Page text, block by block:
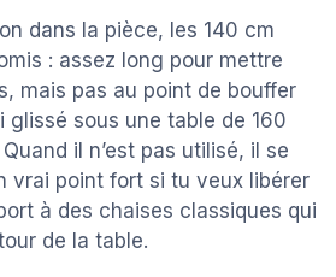
dans la pièce, les 140 cm
: assez long pour mettre
mais pas au point de bouffer
glissé sous une table de 160
il n’est pas utilisé, il se
vrai point fort si tu veux libérer
à des chaises classiques qui
de la table.